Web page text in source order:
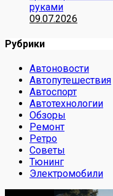
руками
09.07.2026
Рубрики
Автоновости
Автопутешествия
Автоспорт
Автотехнологии
Обзоры
Ремонт
Ретро
Советы
Тюнинг
Электромобили